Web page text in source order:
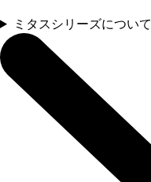
ミタスシリーズについて